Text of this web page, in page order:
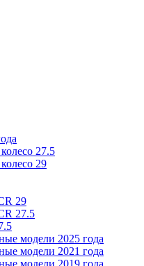
27.5
29
29
27.5
модели 2025 года
модели 2021 года
модели 2019 года